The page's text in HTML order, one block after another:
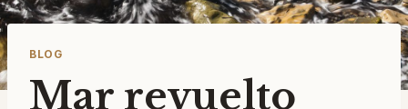
BLOG
Mar revuelto